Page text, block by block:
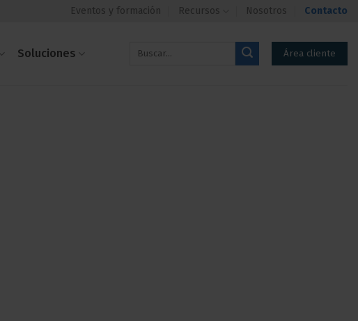
Eventos y formación Recursos Nosotros Contacto
Soluciones Área cliente